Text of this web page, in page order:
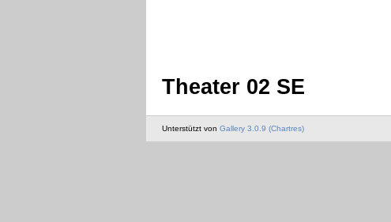
Theater 02 SE
Unterstützt von Gallery 3.0.9 (Chartres)